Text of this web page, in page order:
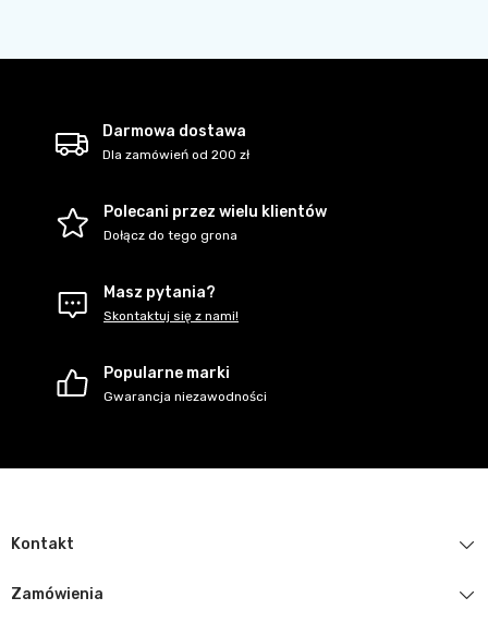
Darmowa dostawa
Dla zamówień od 200 zł
Polecani przez wielu klientów
Dołącz do tego grona
Masz pytania?
Skontaktuj się z nami!
Popularne marki
Gwarancja niezawodności
Kontakt
Zamówienia